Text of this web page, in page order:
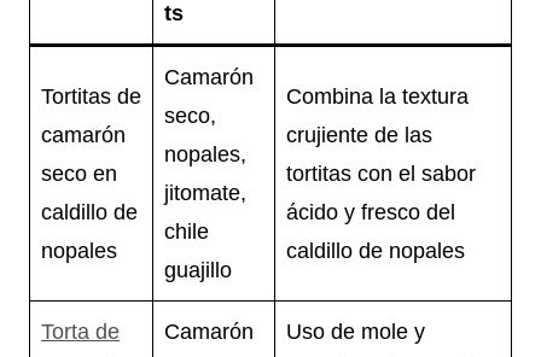
ts
Tortitas de
camarón
seco en
caldillo de
nopales
Camarón
seco,
nopales,
jitomate,
chile
guajillo
Combina la textura
crujiente de las
tortitas con el sabor
ácido y fresco del
caldillo de nopales
Torta de
Camarón
Uso de mole y